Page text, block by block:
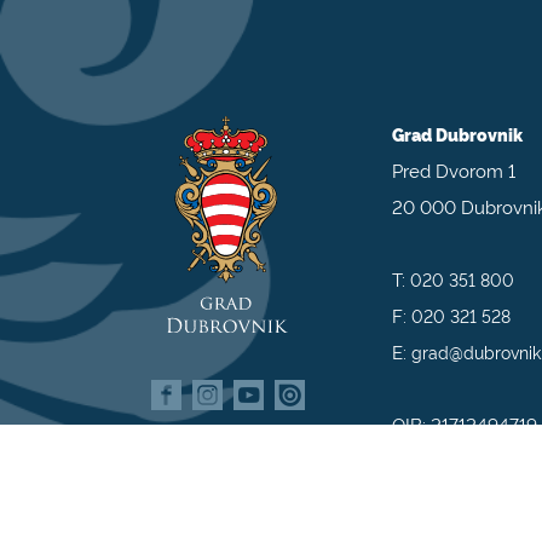
Grad Dubrovnik
Pred Dvorom 1
20 000
T:020 351 800
F:020 321 528
E:
OIB: 21712494719